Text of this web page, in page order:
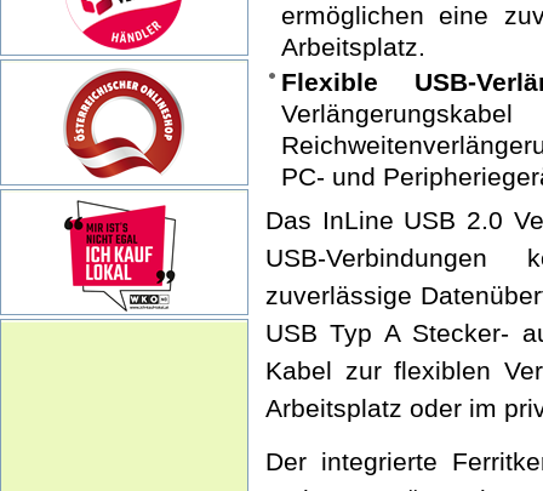
ermöglichen eine
Arbeitsplatz.
Flexible USB-
PC- und
Das InLine USB 2.0
USB-
zuverlässige
USB Typ A Stecker-
Kabel zur flexiblen
Arbeitsplatz oder im
Der integrierte